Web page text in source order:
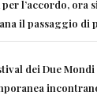
l’accordo, ora
il passaggio di
dei Due